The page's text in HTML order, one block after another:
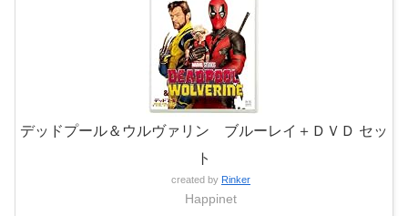
デッドプール＆ウルヴァリン ブルーレイ＋ＤＶＤ セッ
ト
created by Rinker
Happinet